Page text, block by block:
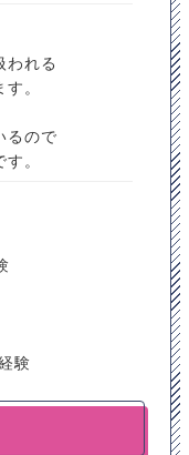
われる
。
るので
。
験